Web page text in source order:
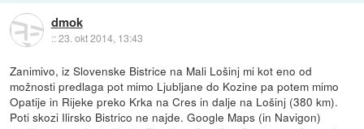
dmok
::23. okt 2014, 13:43
Zanimivo, iz Slovenske Bistrice na Mali Lošinj mi kot eno od
možnosti predlaga pot mimo Ljubljane do Kozine pa potem mimo
Opatije in Rijeke preko Krka na Cres in dalje na Lošinj (380 km).
Poti skozi Ilirsko Bistrico ne najde. Google Maps (in Navigon)